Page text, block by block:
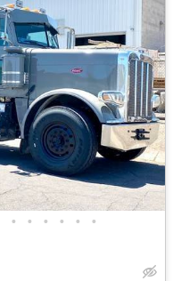
• • • • • •